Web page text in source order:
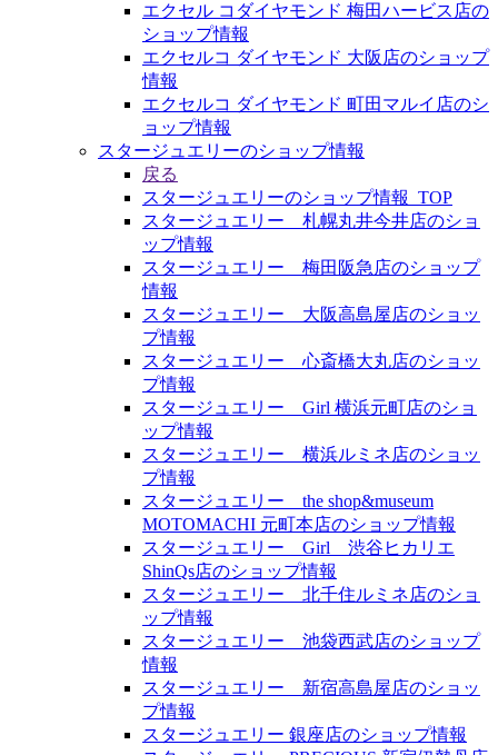
エクセル コダイヤモンド 梅田ハービス店の
ショップ情報
エクセルコ ダイヤモンド 大阪店のショップ
情報
エクセルコ ダイヤモンド 町田マルイ店のシ
ョップ情報
スタージュエリーのショップ情報
戻る
スタージュエリーのショップ情報_TOP
スタージュエリー 札幌丸井今井店のショ
ップ情報
スタージュエリー 梅田阪急店のショップ
情報
スタージュエリー 大阪高島屋店のショッ
プ情報
スタージュエリー 心斎橋大丸店のショッ
プ情報
スタージュエリー Girl 横浜元町店のショ
ップ情報
スタージュエリー 横浜ルミネ店のショッ
プ情報
スタージュエリー the shop&museum
MOTOMACHI 元町本店のショップ情報
スタージュエリー Girl 渋谷ヒカリエ
ShinQs店のショップ情報
スタージュエリー 北千住ルミネ店のショ
ップ情報
スタージュエリー 池袋西武店のショップ
情報
スタージュエリー 新宿高島屋店のショッ
プ情報
スタージュエリー 銀座店のショップ情報